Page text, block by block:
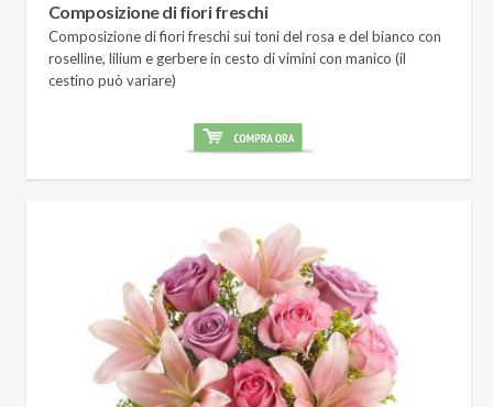
Composizione di fiori freschi
Composizione di fiori freschi sui toni del rosa e del bianco con
roselline, lilium e gerbere in cesto di vimini con manico (il
cestino può variare)